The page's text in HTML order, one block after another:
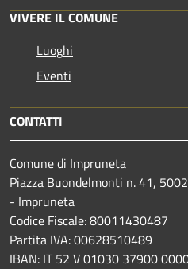
VIVERE IL COMUNE
Luoghi
Eventi
CONTATTI
Comune di Impruneta
Piazza Buondelmonti n. 41,
- Impruneta
Codice Fiscale: 80011430487
Partita IVA: 00628510489
IBAN: IT 52 V 01030 37900